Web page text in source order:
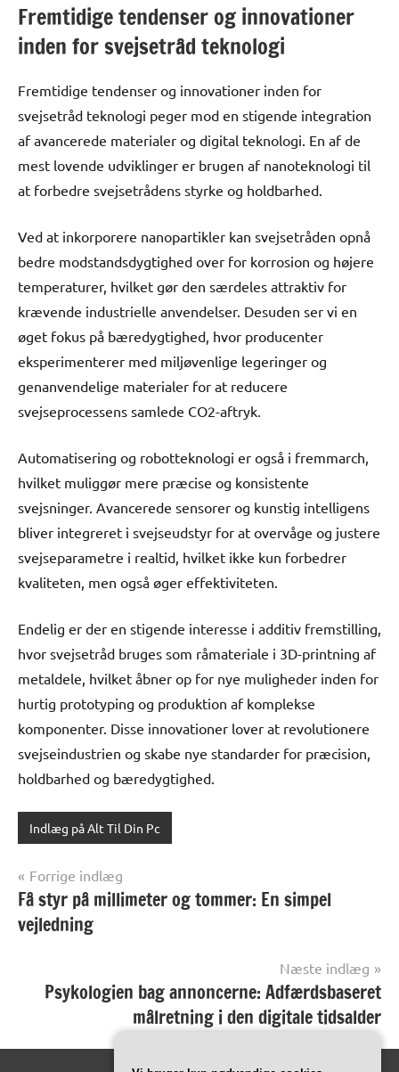
Fremtidige tendenser og innovationer
inden for svejsetråd teknologi
Fremtidige tendenser og innovationer inden for
svejsetråd teknologi peger mod en stigende integration
af avancerede materialer og digital teknologi. En af de
mest lovende udviklinger er brugen af nanoteknologi til
at forbedre svejsetrådens styrke og holdbarhed.
Ved at inkorporere nanopartikler kan svejsetråden opnå
bedre modstandsdygtighed over for korrosion og højere
temperaturer, hvilket gør den særdeles attraktiv for
krævende industrielle anvendelser. Desuden ser vi en
øget fokus på bæredygtighed, hvor producenter
eksperimenterer med miljøvenlige legeringer og
genanvendelige materialer for at reducere
svejseprocessens samlede CO2-aftryk.
Automatisering og robotteknologi er også i fremmarch,
hvilket muliggør mere præcise og konsistente
svejsninger. Avancerede sensorer og kunstig intelligens
bliver integreret i svejseudstyr for at overvåge og justere
svejseparametre i realtid, hvilket ikke kun forbedrer
kvaliteten, men også øger effektiviteten.
Endelig er der en stigende interesse i additiv fremstilling,
hvor svejsetråd bruges som råmateriale i 3D-printning af
metaldele, hvilket åbner op for nye muligheder inden for
hurtig prototyping og produktion af komplekse
komponenter. Disse innovationer lover at revolutionere
svejseindustrien og skabe nye standarder for præcision,
holdbarhed og bæredygtighed.
Indlæg på Alt Til Din Pc
Indlægsnavigation
Forrige indlæg
Få styr på millimeter og tommer: En simpel
vejledning
Næste indlæg
Psykologien bag annoncerne: Adfærdsbaseret
målretning i den digitale tidsalder